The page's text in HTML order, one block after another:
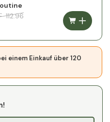
112.96
einem Einkauf über 120